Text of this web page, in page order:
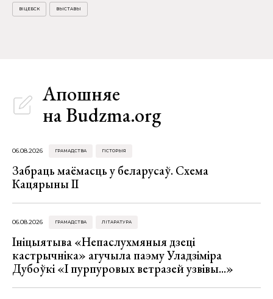
ВІЦЕБСК ВЫСТАВЫ
Апошняе
на Budzma.org
06.08.2026 ГРАМАДСТВА ГІСТОРЫЯ
Забраць маёмасць у беларусаў. Схема
Кацярыны ІІ
06.08.2026 ГРАМАДСТВА ЛІТАРАТУРА
Ініцыятыва «Непаслухмяныя дзеці
кастрычніка» агучыла паэму Уладзіміра
Дубоўкі «І пурпуровых ветразей узвівы...»